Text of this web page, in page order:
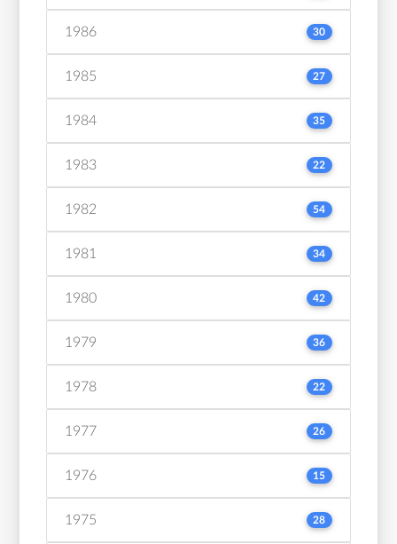
1986 30
1985 27
1984 35
1983 22
1982 54
1981 34
1980 42
1979 36
1978 22
1977 26
1976 15
1975 28